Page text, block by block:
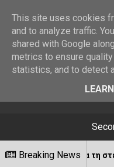
Breaking News
για τη στεγαστική
This site uses cookies
and to analyze traffic.
shared with Google
metrics to ensure
statistics, and to detect